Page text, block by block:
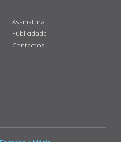
Assinatura
Publicidade
Contactos